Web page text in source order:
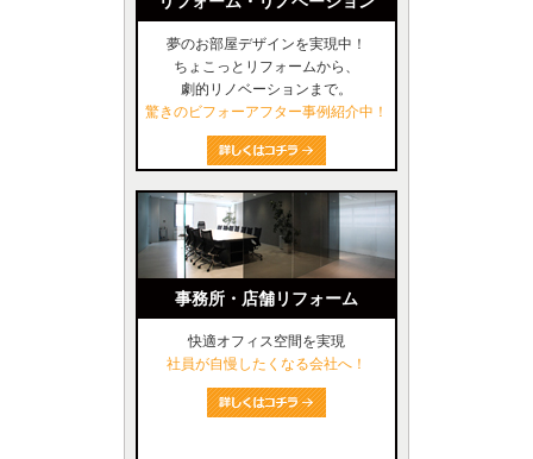
夢のお部屋デザインを実現中！
ちょこっとリフォームから、
劇的リノベーションまで。
驚きのビフォーアフター事例紹介中！
事務所・店舗リフォーム
快適オフィス空間を実現
社員が自慢したくなる会社へ！